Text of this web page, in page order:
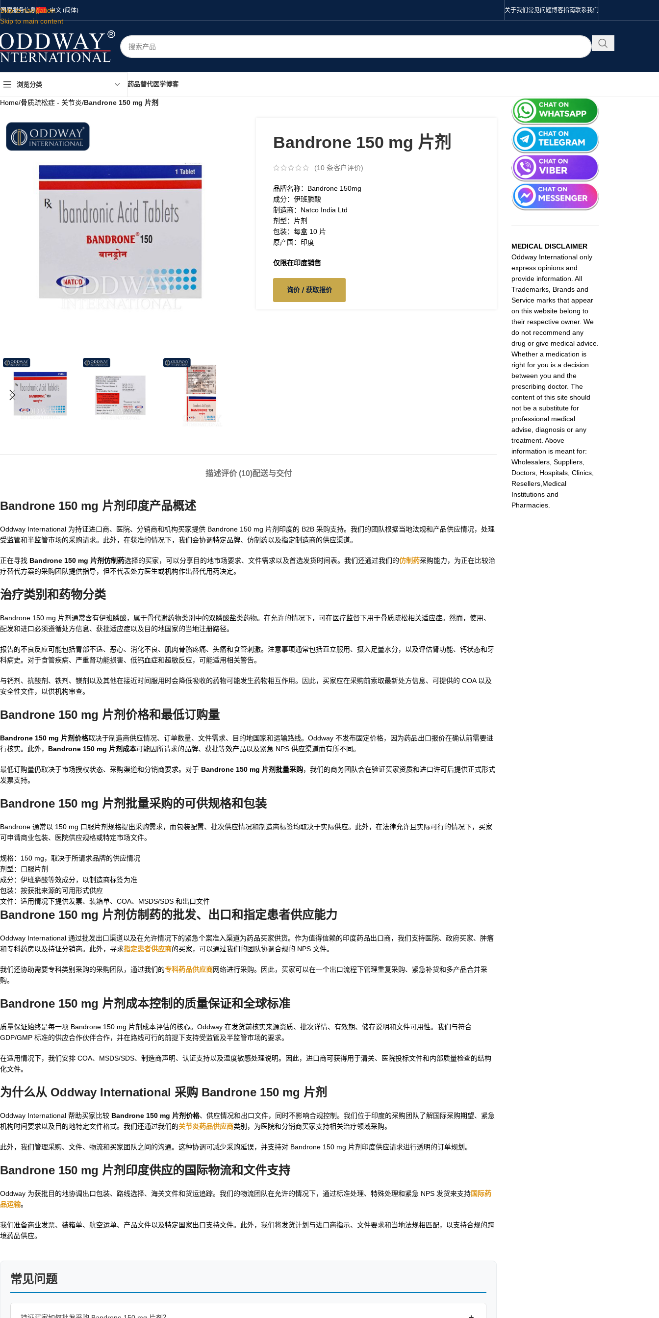
Skip to navigation
Skip to main content
国家服务信息 中文 (简体) 关于我们 常见问题博客指南联系我们
浏览分类 药品替代医学博客
Home/骨质疏松症 - 关节炎/Bandrone 150 mg 片剂
Bandrone 150 mg 片剂
(10条客户评价)
品牌名称：Bandrone 150mg
成分：伊班膦酸
制造商：Natco India Ltd
剂型：片剂
包装：每盒 10 片
原产国：印度
仅限在印度销售
询价 / 获取报价
描述评价 (10)配送与交付
Bandrone 150 mg 片剂印度产品概述
Oddway International 为持证进口商、医院、分销商和机构买家提供 Bandrone 150 mg 片剂印度的 B2B 采购支持。我们的团队根据当地法规和产品供应情况，处理
受监管和半监管市场的采购请求。此外，在获准的情况下，我们会协调特定品牌、仿制药以及指定制造商的供应渠道。
正在寻找 Bandrone 150 mg 片剂仿制药选择的买家，可以分享目的地市场要求、文件需求以及首选发货时间表。我们还通过我们的仿制药采购能力，为正在比较治
疗替代方案的采购团队提供指导，但不代表处方医生或机构作出替代用药决定。
治疗类别和药物分类
Bandrone 150 mg 片剂通常含有伊班膦酸，属于骨代谢药物类别中的双膦酸盐类药物。在允许的情况下，可在医疗监督下用于骨质疏松相关适应症。然而，使用、
配发和进口必须遵循处方信息、获批适应症以及目的地国家的当地注册路径。
报告的不良反应可能包括胃部不适、恶心、消化不良、肌肉骨骼疼痛、头痛和食管刺激。注意事项通常包括直立服用、摄入足量水分，以及评估肾功能、钙状态和牙
科病史。对于食管疾病、严重肾功能损害、低钙血症和超敏反应，可能适用相关警告。
与钙剂、抗酸剂、铁剂、镁剂以及其他在接近时间服用时会降低吸收的药物可能发生药物相互作用。因此，买家应在采购前索取最新处方信息、可提供的 COA 以及
安全性文件，以供机构审查。
Bandrone 150 mg 片剂价格和最低订购量
Bandrone 150 mg 片剂价格取决于制造商供应情况、订单数量、文件需求、目的地国家和运输路线。Oddway 不发布固定价格，因为药品出口报价在确认前需要进
行核实。此外， Bandrone 150 mg 片剂成本可能因所请求的品牌、获批等效产品以及紧急 NPS 供应渠道而有所不同。
最低订购量仍取决于市场授权状态、采购渠道和分销商要求。对于 Bandrone 150 mg 片剂批量采购，我们的商务团队会在验证买家资质和进口许可后提供正式形式
发票支持。
Bandrone 150 mg 片剂批量采购的可供规格和包装
Bandrone 通常以 150 mg 口服片剂规格提出采购需求，而包装配置、批次供应情况和制造商标签均取决于实际供应。此外，在法律允许且实际可行的情况下，买家
可申请商业包装、医院供应规格或特定市场文件。
规格：150 mg，取决于所请求品牌的供应情况
剂型：口服片剂
成分：伊班膦酸等效成分，以制造商标签为准
包装：按获批来源的可用形式供应
文件：适用情况下提供发票、装箱单、COA、MSDS/SDS 和出口文件
Bandrone 150 mg 片剂仿制药的批发、出口和指定患者供应能力
Oddway International 通过批发出口渠道以及在允许情况下的紧急个案准入渠道为药品买家供货。作为值得信赖的印度药品出口商，我们支持医院、政府买家、肿瘤
和专科药房以及持证分销商。此外，寻求指定患者供应商的买家，可以通过我们的团队协调合规的 NPS 文件。
我们还协助需要专科类别采购的采购团队，通过我们的专科药品供应商网络进行采购。因此，买家可以在一个出口流程下管理重复采购、紧急补货和多产品合并采
购。
Bandrone 150 mg 片剂成本控制的质量保证和全球标准
质量保证始终是每一项 Bandrone 150 mg 片剂成本评估的核心。Oddway 在发货前核实来源资质、批次详情、有效期、储存说明和文件可用性。我们与符合
GDP/GMP 标准的供应合作伙伴合作，并在路线可行的前提下支持受监管及半监管市场的要求。
在适用情况下，我们安排 COA、MSDS/SDS、制造商声明、认证支持以及温度敏感处理说明。因此，进口商可获得用于清关、医院投标文件和内部质量检查的结构
化文件。
为什么从 Oddway International 采购 Bandrone 150 mg 片剂
Oddway International 帮助买家比较 Bandrone 150 mg 片剂价格、供应情况和出口文件，同时不影响合规控制。我们位于印度的采购团队了解国际采购期望、紧急
机构时间要求以及目的地特定文件格式。我们还通过我们的关节炎药品供应商类别，为医院和分销商买家支持相关治疗领域采购。
此外，我们管理采购、文件、物流和买家团队之间的沟通。这种协调可减少采购延误，并支持对 Bandrone 150 mg 片剂印度供应请求进行透明的订单规划。
Bandrone 150 mg 片剂印度供应的国际物流和文件支持
Oddway 为获批目的地协调出口包装、路线选择、海关文件和货运追踪。我们的物流团队在允许的情况下，通过标准处理、特殊处理和紧急 NPS 发货来支持国际药
品运输。
我们准备商业发票、装箱单、航空运单、产品文件以及特定国家出口支持文件。此外，我们将发货计划与进口商指示、文件要求和当地法规相匹配，以支持合规的跨
境药品供应。
常见问题
MEDICAL DISCLAIMER
Oddway International only
express opinions and
provide information. All
Trademarks, Brands and
Service marks that appear
on this website belong to
their respective owner. We
do not recommend any
drug or give medical advice.
Whether a medication is
right for you is a decision
between you and the
prescribing doctor. The
content of this site should
not be a substitute for
professional medical
advise, diagnosis or any
treatment. Above
information is meant for:
Wholesalers, Suppliers,
Doctors, Hospitals, Clinics,
Resellers,Medical
Institutions and
Pharmacies.